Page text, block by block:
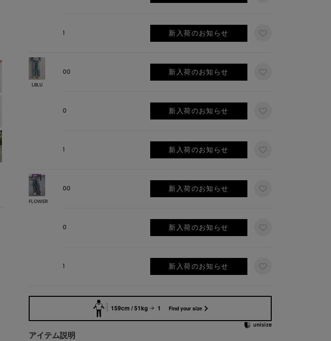
1 新入荷のお知らせ
LBLU
00 新入荷のお知らせ
0 新入荷のお知らせ
1 新入荷のお知らせ
FLOWER
00 新入荷のお知らせ
0 新入荷のお知らせ
1 新入荷のお知らせ
159cm / 51kg 1 Find your size
アイテム説明